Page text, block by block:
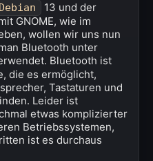
Debian
13 und der
GNOME, wie im
wollen wir uns nun
Bluetooth unter
Bluetooth ist
die es ermöglicht,
Tastaturen und
Leider ist
etwas komplizierter
Betriebssystemen,
ist es durchaus